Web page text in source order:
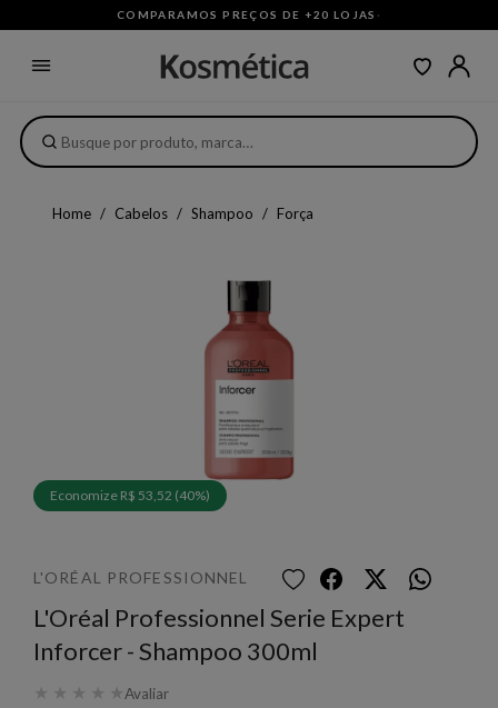
COMPARAMOS PREÇOS DE +20 LOJAS ·
Home Cabelos Shampoo Força
Economize R$ 53,52 (40%)
L'ORÉAL PROFESSIONNEL
L'Oréal Professionnel Serie Expert
Inforcer - Shampoo 300ml
★ ★ ★ ★ ★Avaliar